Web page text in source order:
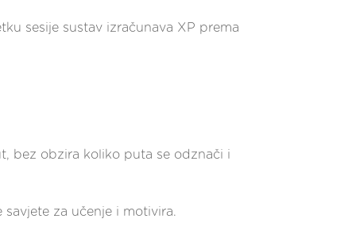
sesije sustav izračunava XP prema
bez obzira koliko puta se odznači i
za učenje i motivira.